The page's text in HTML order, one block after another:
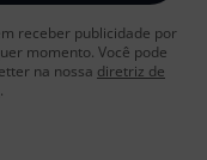
receber publicidade por
momento. Você pode
na nossa diretriz de
.